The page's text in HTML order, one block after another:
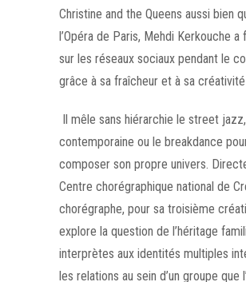
Christine and the Queens aussi bien
l’Opéra de Paris, Mehdi Kerkouche a
sur les réseaux sociaux pendant le
grâce à sa fraîcheur et à sa
Il mêle sans hiérarchie le street
contemporaine ou le breakdance
composer son propre univers.
Centre chorégraphique national de
chorégraphe, pour sa troisième
explore la question de l’héritage
interprètes aux identités multiples
les relations au sein d’un groupe que